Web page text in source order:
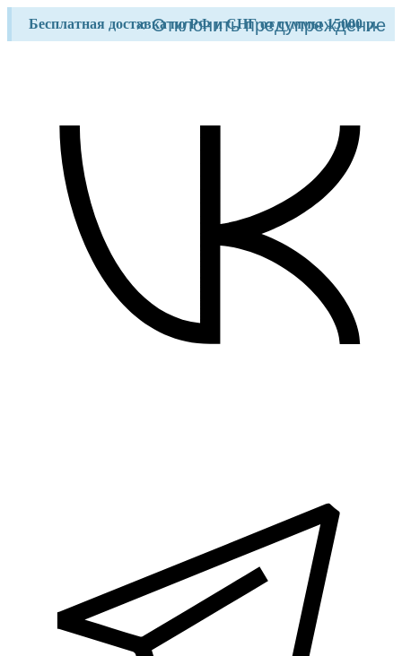
содержимому
Бесплатная доставка по РФ и СНГ от суммы 15000 р.
× Отклонить предупреждение